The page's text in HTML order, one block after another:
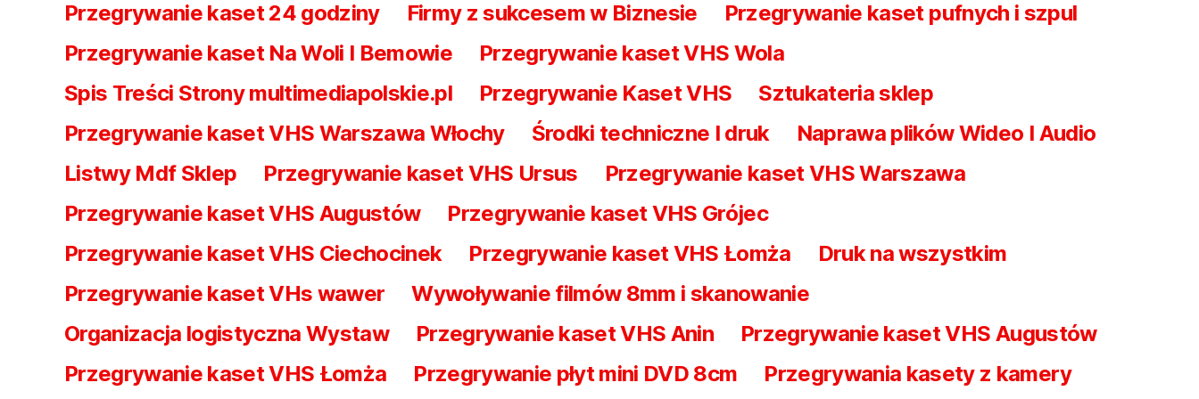
Przegrywanie kaset 24 godziny Firmy z sukcesem w Biznesie
Przegrywanie kaset pufnych i szpul
Przegrywanie kaset Na Woli I Bemowie
Przegrywanie kaset VHS Wola
Spis Treści Strony multimediapolskie.pl
Przegrywanie Kaset VHS
Sztukateria sklep
Przegrywanie kaset VHS Warszawa Włochy
Środki techniczne I druk
Naprawa plików Wideo I Audio
Listwy Mdf Sklep
Przegrywanie kaset VHS Ursus
Przegrywanie kaset VHS Warszawa
Przegrywanie kaset VHS Augustów
Przegrywanie kaset VHS Grójec
Przegrywanie kaset VHS Ciechocinek
Przegrywanie kaset VHS Łomża
Druk na wszystkim
Przegrywanie kaset VHs wawer
Wywoływanie filmów 8mm i skanowanie
Organizacja logistyczna Wystaw
Przegrywanie kaset VHS Anin
Przegrywanie kaset VHS Augustów
Przegrywanie kaset VHS Łomża
Przegrywanie płyt mini DVD 8cm Przegrywania kasety z kamery